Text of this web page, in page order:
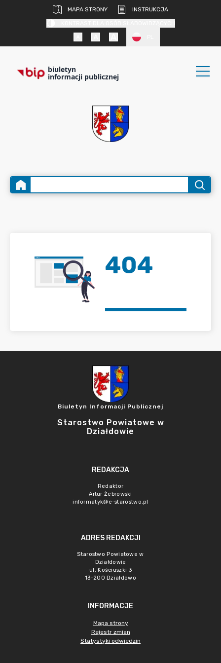
MAPA STRONY
INSTRUKCJA
biuletyn
informacji publicznej
404
Biuletyn Informacji Publicznej
Starostwo Powiatowe w
Działdowie
REDAKCJA
Redaktor
Artur Żebrowski
informatyk@e-starostwo.pl
ADRES REDAKCJI
Starostwo Powiatowe w
Działdowie
ul. Kościuszki 3
13-200 Działdowo
INFORMACJE
Mapa strony
Rejestr zmian
Statystyki odwiedzin